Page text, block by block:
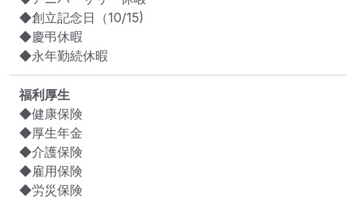
◆創立記念日（10/15)
◆慶弔休暇
◆永年勤続休暇
福利厚生
◆健康保険
◆厚生年金
◆介護保険
◆雇用保険
◆労災保険